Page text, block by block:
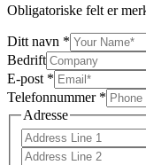
Obligatoriske felt er
Ditt navn *
Bedrift
E-post *
Telefonnummer *
Adresse